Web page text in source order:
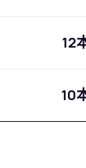
12
10